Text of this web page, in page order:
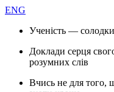
ENG
Ученість —
Доклади серця
розумних слів
Вчись не для того,